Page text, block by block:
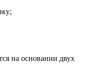
на основании двух